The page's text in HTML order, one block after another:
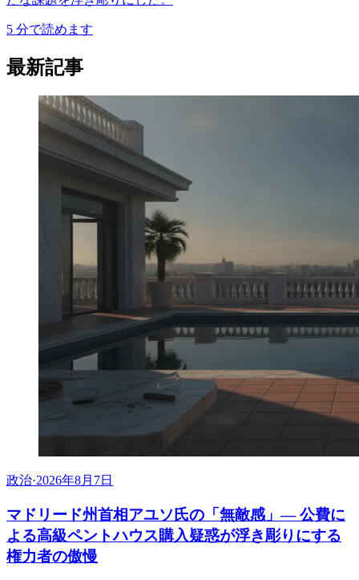
5 分で読めます
最新記事
政治·2026年8月7日
マドリード州首相アユソ氏の「無敵感」— 公費に
よる高級ペントハウス購入疑惑が浮き彫りにする
権力者の傲慢